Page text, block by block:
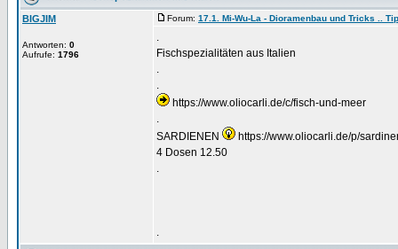
BIGJIM
Antworten: 0
Aufrufe: 1796
Forum: 17.1. Mi-Wu-La - Dioramenbau und Tricks ..
.
Fischspezialitäten aus Italien
.
.
https://www.oliocarli.de/c/fisch-und-meer
.
SARDIENEN
https://www.oliocarli.de/p/
4 Dosen 12.50
.
.